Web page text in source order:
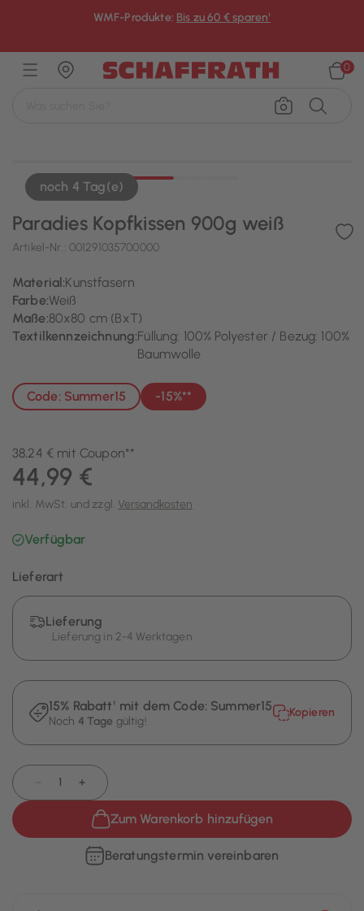
WMF-Produkte: Bis zu 60 € sparen¹
0
noch 4 Tag(e)
Paradies Kopfkissen 900g weiß
Artikel-Nr.: 001291035700000
Material:Kunstfasern
Farbe:Weiß
Maße:80x80 cm (BxT)
Textilkennzeichnung:Füllung: 100% Polyester / Bezug: 100%
Baumwolle
Code: Summer15 -15%**
38,24 € mit Coupon**
44,99 €
inkl. MwSt. und zzgl. Versandkosten
Verfügbar
Lieferart
Lieferung
Lieferung in 2-4 Werktagen
15% Rabatt¹ mit dem Code: Summer15
Noch 4 Tage gültig!
Kopieren
+
Zum Warenkorb hinzufügen
Beratungstermin vereinbaren